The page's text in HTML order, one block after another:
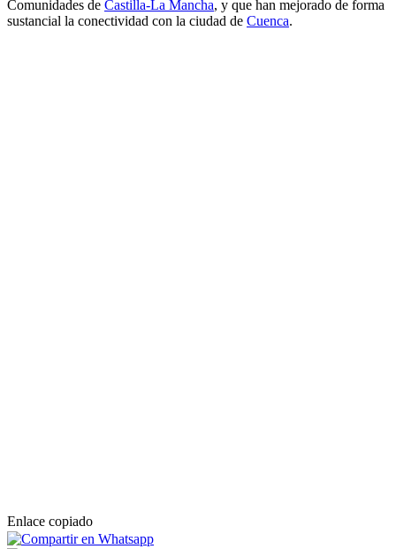
Comunidades de Castilla-La Mancha, y que han mejorado de forma
sustancial la conectividad con la ciudad de Cuenca.
Enlace copiado